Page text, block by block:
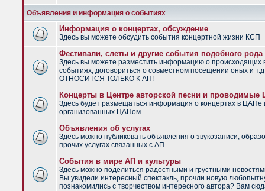
Объявления и информация о событиях
Информация о концертах, обсуждение
Здесь вы можете обсудить события концертной жизни КСП
Фестивали, слеты и другие события подобного рода
Здесь вы можете разместить информацию о
событиях, договориться о совместном посещении оных и
ОТНОСИТСЯ ТОЛЬКО К АП!
Концерты в Центре авторской песни и
Здесь будет размещаться информация о концертах в ЦАПе
организованных ЦАПом
Объявления об услугах
Здесь можно публиковать объявления о звукозаписи,
прочих услугах связанных с АП
События в мире АП и культуры
Здесь можно поделиться радостными и грустными
Вы увидели интересный спектакль, прочли новую
познакомились с творчеством интересного автора? Вам